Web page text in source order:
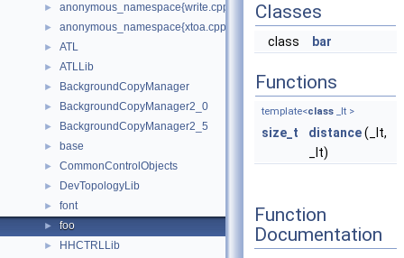
► anonymous_namespace{write.cpp}
► anonymous_namespace{xtoa.cpp}
► ATL
► ATLLib
► BackgroundCopyManager
► BackgroundCopyManager2_0
► BackgroundCopyManager2_5
► base
► CommonControlObjects
► DevTopologyLib
► font
► foo
► HHCTRLLib
Classes
class bar
Functions
template<class _It >
size_t distance(_It,
_It)
Function
Documentation